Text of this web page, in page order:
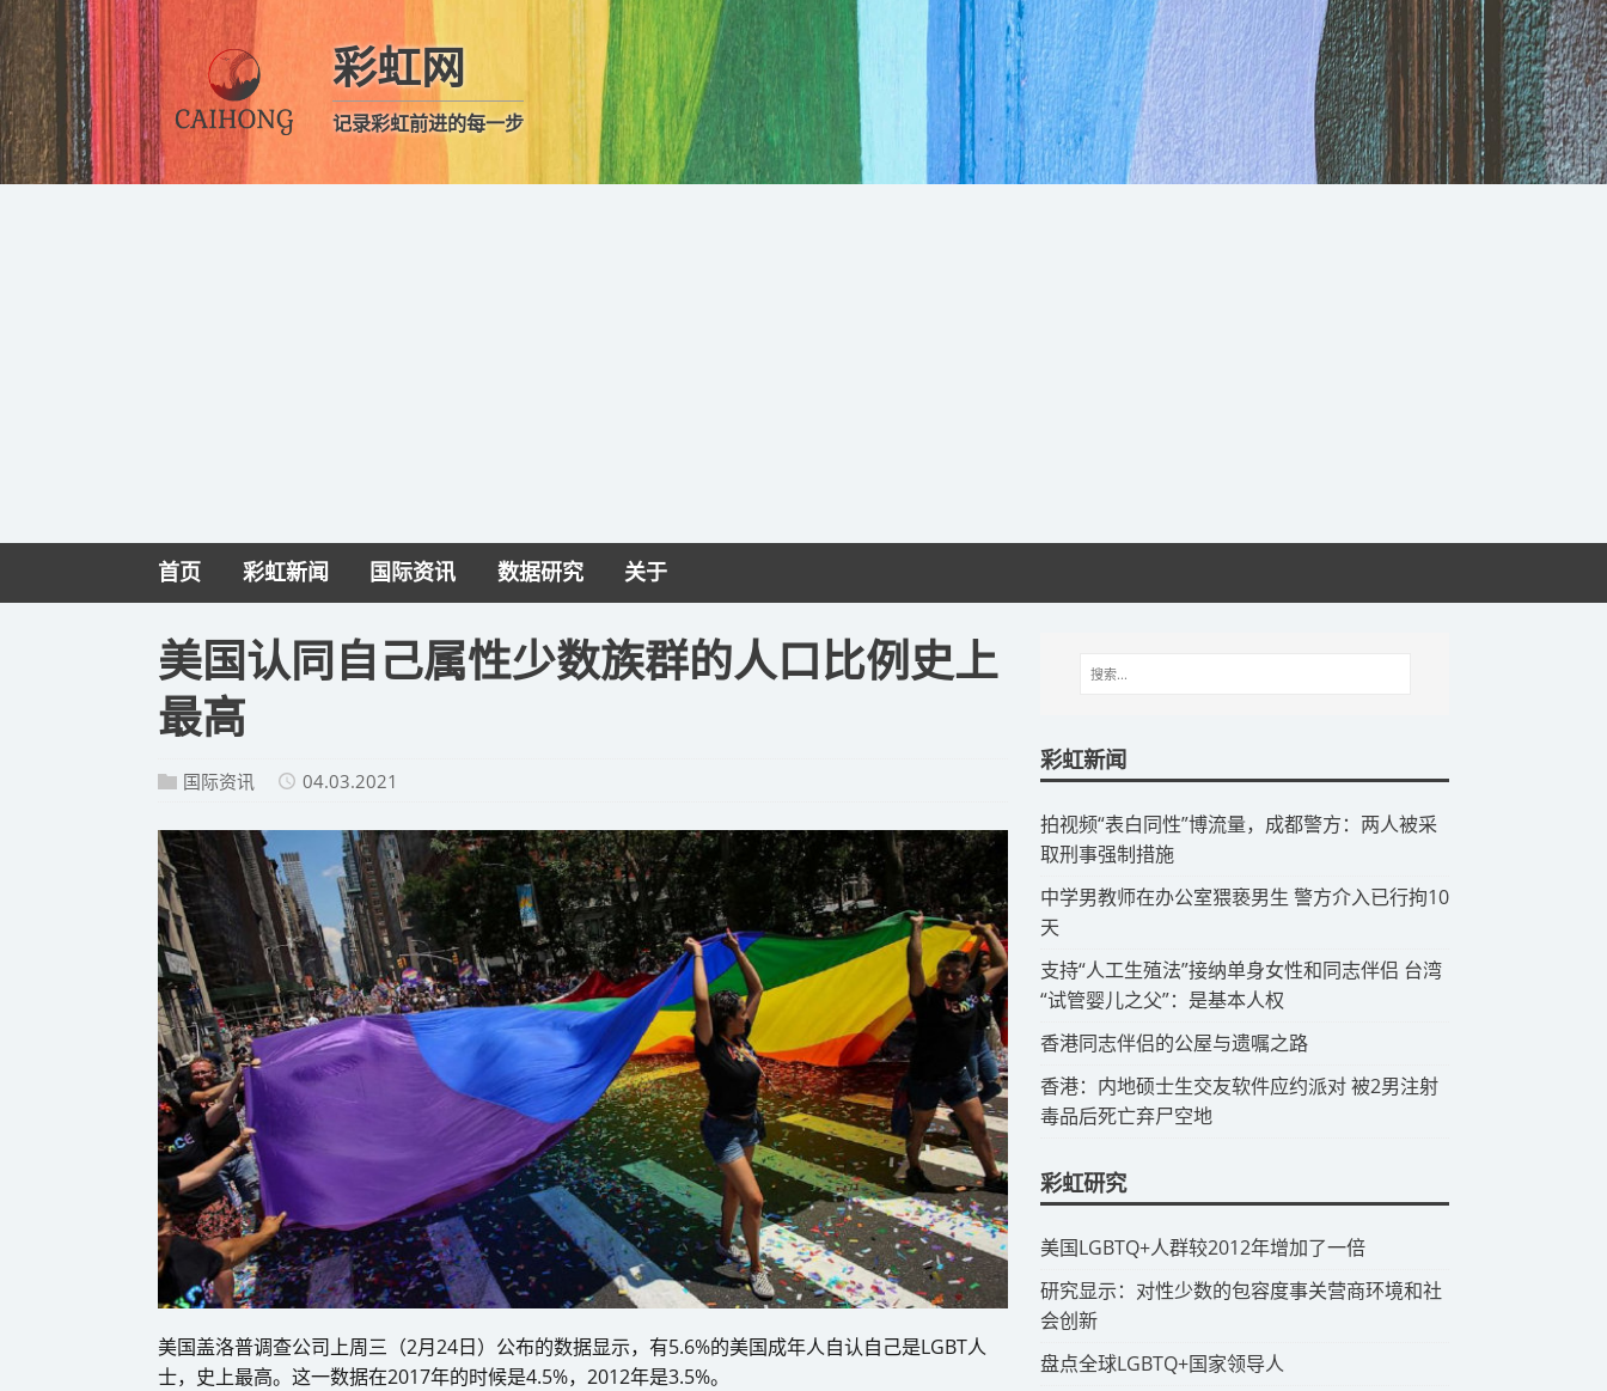
彩虹网
记录彩虹前进的每一步
首页 彩虹新闻 国际资讯 数据研究 关于
美国认同自己属性少数族群的人口比例史上
最高
国际资讯 04.03.2021
美国盖洛普调查公司上周三（2月24日）公布的数据显示，有5.6%的美国成年人自认自己是LGBT人
士，史上最高。这一数据在2017年的时候是4.5%，2012年是3.5%。
彩虹新闻
拍视频“表白同性”博流量，成都警方：两人被采
取刑事强制措施
​中学男教师在办公室猥亵男生 警方介入已行拘10
天
​支持“人工生殖法”接纳单身女性和同志伴侣 台湾
“试管婴儿之父”：是基本人权
​香港同志伴侣的公屋与遗嘱之路
​香港：内地硕士生交友软件应约派对 被2男注射
毒品后死亡弃尸空地
彩虹研究
​美国LGBTQ+人群较2012年增加了一倍
​研究显示：对性少数的包容度事关营商环境和社
会创新
​盘点全球LGBTQ+国家领导人